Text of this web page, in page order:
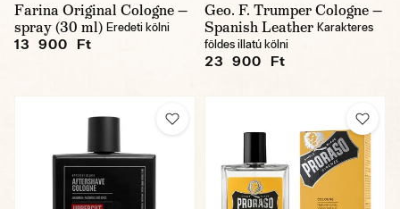
Farina Original Cologne —
spray (30 ml) Eredeti kölni
13 900 Ft
Geo. F. Trumper Cologne —
Spanish Leather Karakteres
földes illatú kölni
23 900 Ft